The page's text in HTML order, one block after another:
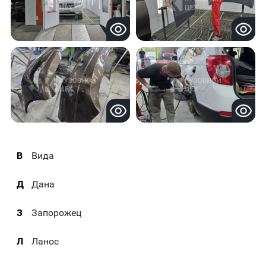
В Вида
Д Дана
З Запорожец
Л Ланос